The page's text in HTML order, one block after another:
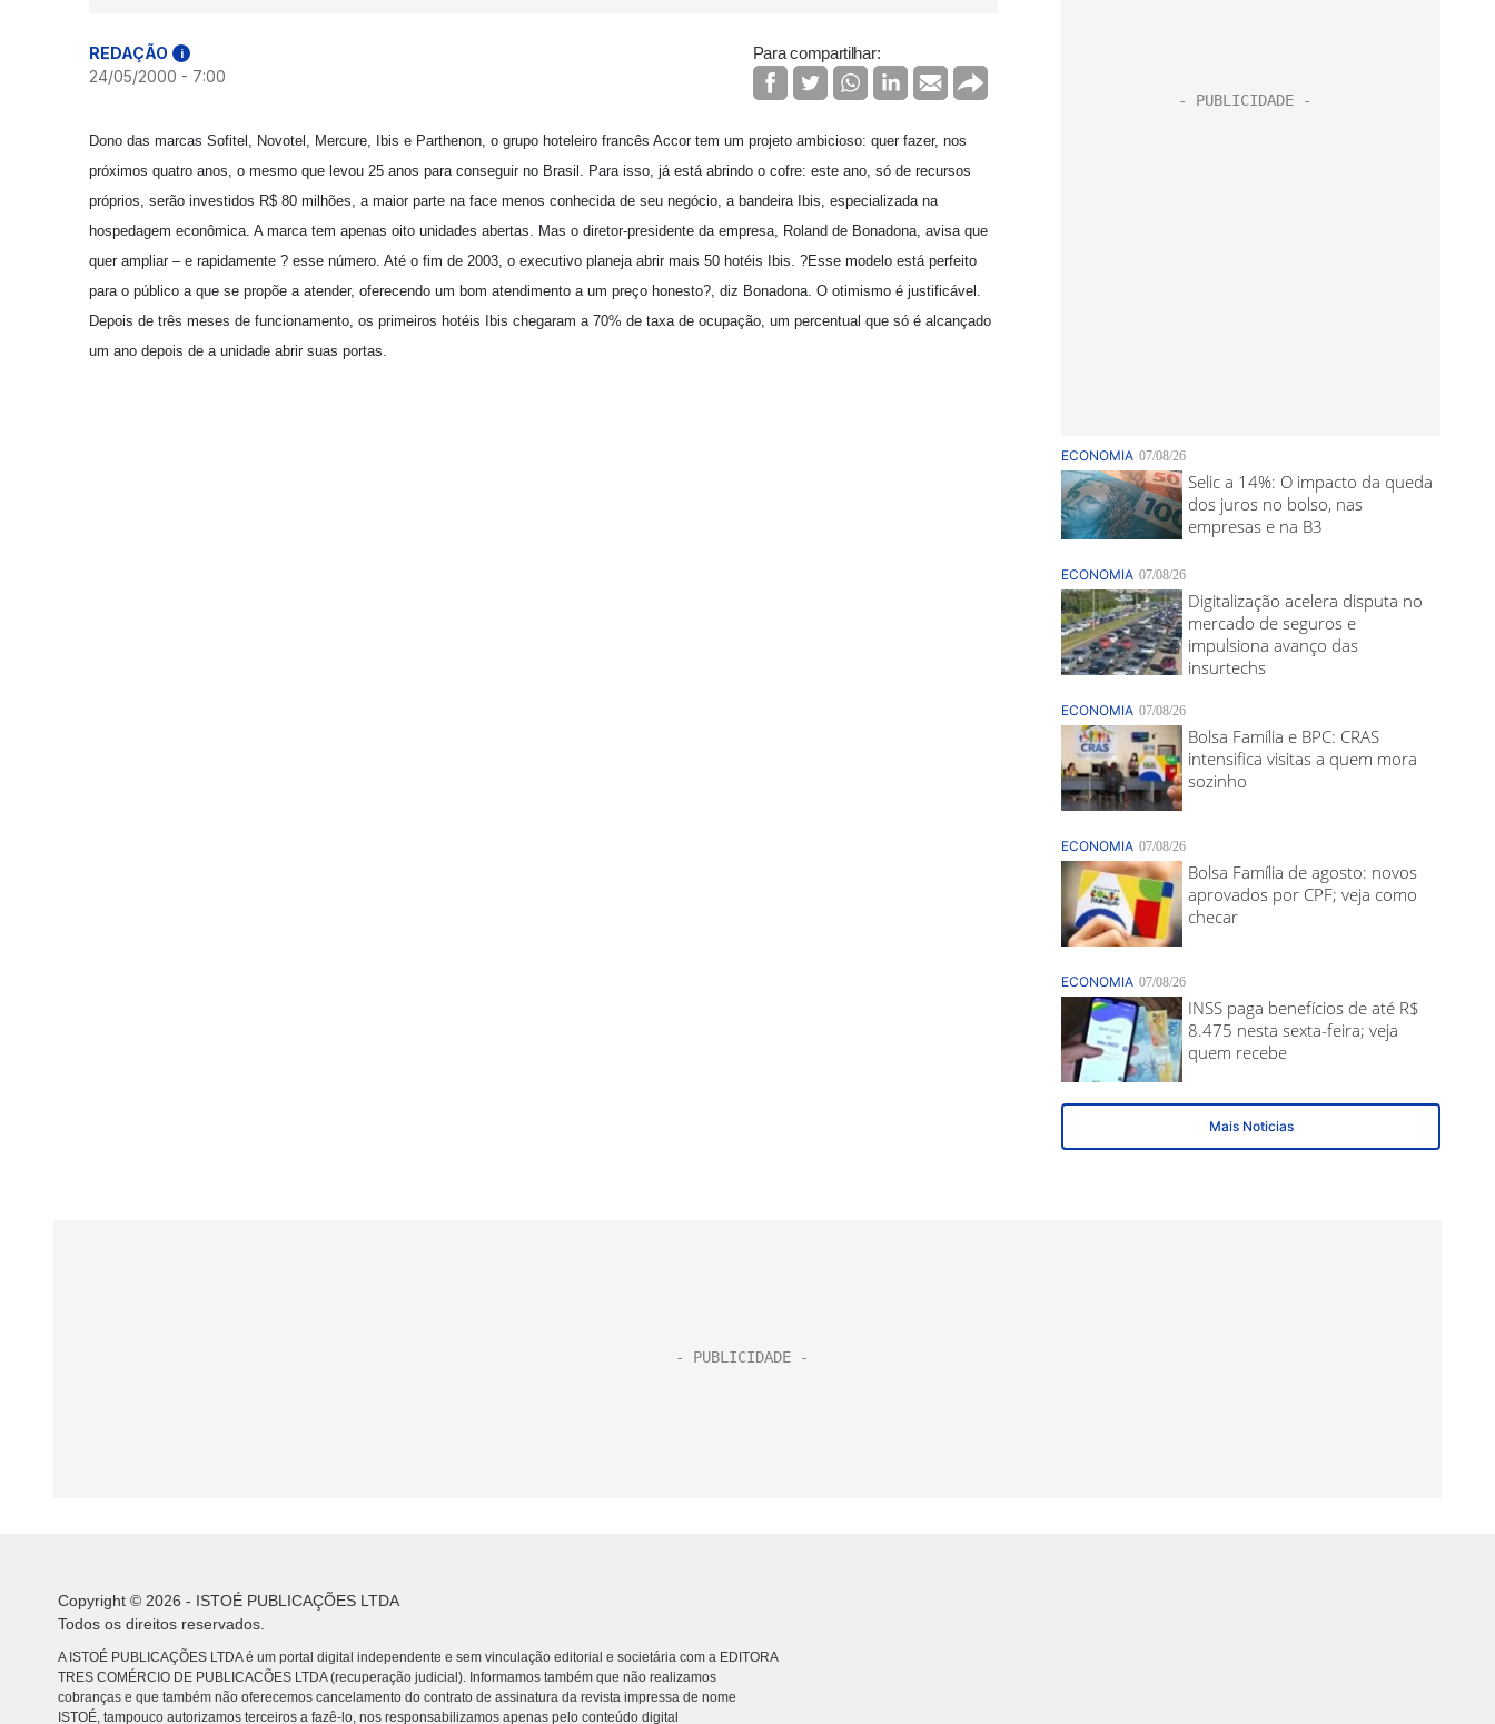
REDAÇÃO i
24/05/2000 - 7:00
Para compartilhar:
Dono das marcas Sofitel, Novotel, Mercure, Ibis e Parthenon, o grupo hoteleiro francês Accor tem um projeto ambicioso: quer fazer, nos
próximos quatro anos, o mesmo que levou 25 anos para conseguir no Brasil. Para isso, já está abrindo o cofre: este ano, só de recursos
próprios, serão investidos R$ 80 milhões, a maior parte na face menos conhecida de seu negócio, a bandeira Ibis, especializada na
hospedagem econômica. A marca tem apenas oito unidades abertas. Mas o diretor-presidente da empresa, Roland de Bonadona, avisa que
quer ampliar – e rapidamente ? esse número. Até o fim de 2003, o executivo planeja abrir mais 50 hotéis Ibis. ?Esse modelo está perfeito
para o público a que se propõe a atender, oferecendo um bom atendimento a um preço honesto?, diz Bonadona. O otimismo é justificável.
Depois de três meses de funcionamento, os primeiros hotéis Ibis chegaram a 70% de taxa de ocupação, um percentual que só é alcançado
um ano depois de a unidade abrir suas portas.
Copyright © 2026 - ISTOÉ PUBLICAÇÕES LTDA
Todos os direitos reservados.
A ISTOÉ PUBLICAÇÕES LTDA é um portal digital independente e sem vinculação editorial e societária com a EDITORA
TRES COMÉRCIO DE PUBLICACÕES LTDA (recuperação judicial). Informamos também que não realizamos
cobranças e que também não oferecemos cancelamento do contrato de assinatura da revista impressa de nome
ISTOÉ, tampouco autorizamos terceiros a fazê-lo, nos responsabilizamos apenas pelo conteúdo digital